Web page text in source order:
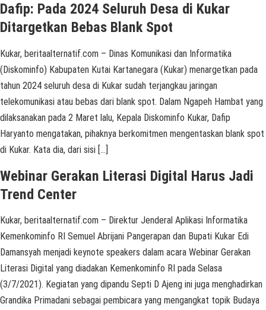
Dafip: Pada 2024 Seluruh Desa di Kukar
Ditargetkan Bebas Blank Spot
Kukar, beritaalternatif.com – Dinas Komunikasi dan Informatika
(Diskominfo) Kabupaten Kutai Kartanegara (Kukar) menargetkan pada
tahun 2024 seluruh desa di Kukar sudah terjangkau jaringan
telekomunikasi atau bebas dari blank spot. Dalam Ngapeh Hambat yang
dilaksanakan pada 2 Maret lalu, Kepala Diskominfo Kukar, Dafip
Haryanto mengatakan, pihaknya berkomitmen mengentaskan blank spot
di Kukar. Kata dia, dari sisi […]
Webinar Gerakan Literasi Digital Harus Jadi
Trend Center
Kukar, beritaalternatif.com – Direktur Jenderal Aplikasi Informatika
Kemenkominfo RI Semuel Abrijani Pangerapan dan Bupati Kukar Edi
Damansyah menjadi keynote speakers dalam acara Webinar Gerakan
Literasi Digital yang diadakan Kemenkominfo RI pada Selasa
(3/7/2021). Kegiatan yang dipandu Septi D Ajeng ini juga menghadirkan
Grandika Primadani sebagai pembicara yang mengangkat topik Budaya